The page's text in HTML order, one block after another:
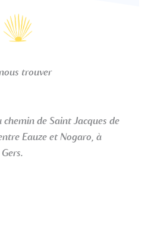
trouver
de Saint Jacques de
Eauze et Nogaro, à